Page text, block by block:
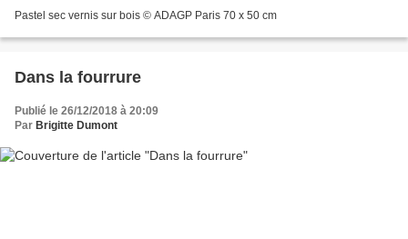
Pastel sec vernis sur bois © ADAGP Paris 70 x 50 cm
Dans la fourrure
Publié le 26/12/2018 à 20:09
Par Brigitte Dumont